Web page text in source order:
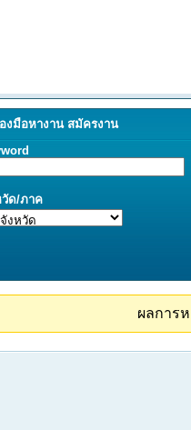
งมือหางาน สมัครงาน
ด/ภาค
ผลการ